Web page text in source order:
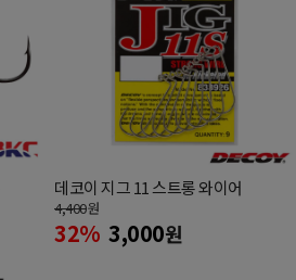
데코이 지그 11 스트롱 와이어
4,400원
32% 3,000원